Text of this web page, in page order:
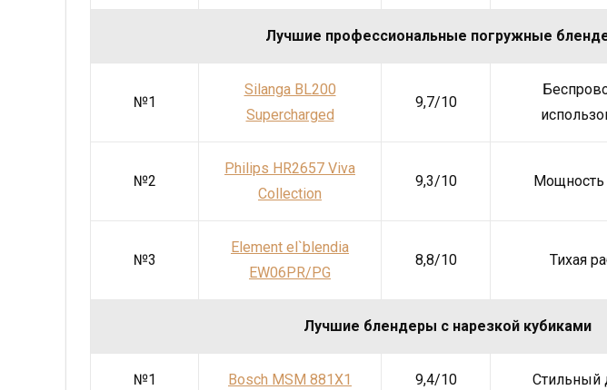
Лучшие профессиональные погружные
№1
Silanga BL200
Supercharged
9,7/10
№2
Philips HR2657 Viva
Collection
9,3/10 Мощность
№3
Element el`blendia
EW06PR/PG
8,8/10 Тихая
Лучшие блендеры с нарезкой кубиками
№1 Bosch MSM 881X1 9,4/10 Стильный